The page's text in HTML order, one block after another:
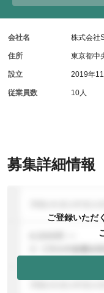
募集詳細情報
ご登録いただ
会社名 株式会社
住所 東京都中
設立 2019年11
従業員数 10人